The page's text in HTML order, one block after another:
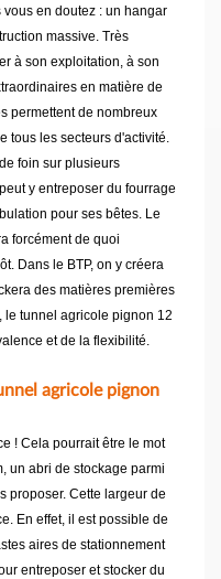
en doutez : un hangar
massive. Très
à son exploitation, à son
en matière de
permettent de nombreux
tous les secteurs d'activité.
foin sur plusieurs
y entreposer du fourrage
pour ses bêtes. Le
forcément de quoi
Dans le BTP, on y créera
des matières premières
le tunnel agricole pignon 12
et de la flexibilité.
agricole pignon
! Cela pourrait être le mot
un abri de stockage parmi
proposer. Cette largeur de
En effet, il est possible de
aires de stationnement
entreposer et stocker du